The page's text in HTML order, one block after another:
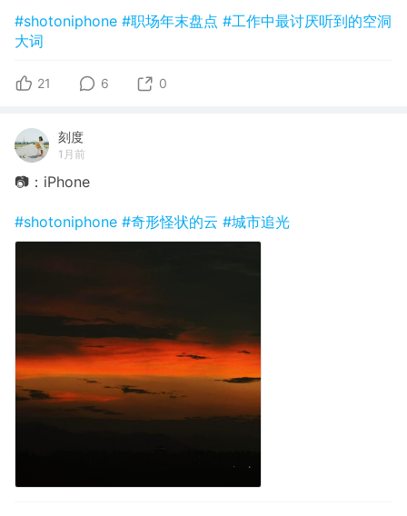
#shotoniphone #职场年末盘点 #工作中最讨厌听到的空洞
大词
21 6 0
刻度
1月前
📷：iPhone
#shotoniphone #奇形怪状的云 #城市追光